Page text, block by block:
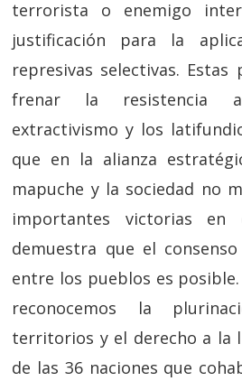
terrorista o enemigo
justificación para la
represivas selectivas.
frenar la resistencia
extractivismo y los
que en la alianza
mapuche y la sociedad no
importantes victorias en
demuestra que el
entre los pueblos es
reconocemos la
territorios y el derecho a la
de las 36 naciones que